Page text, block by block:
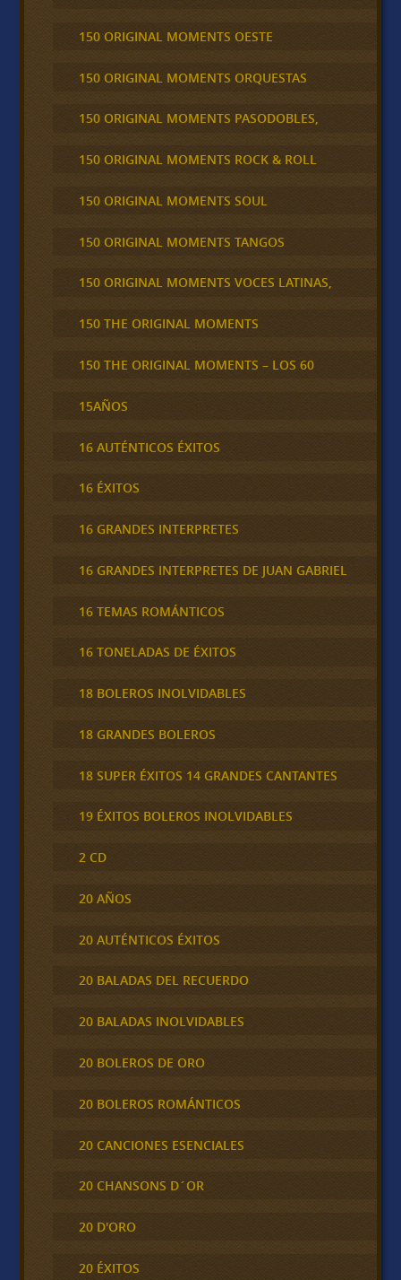
150 ORIGINAL MOMENTS OESTE
150 ORIGINAL MOMENTS ORQUESTAS
150 ORIGINAL MOMENTS PASODOBLES,
150 ORIGINAL MOMENTS ROCK & ROLL
150 ORIGINAL MOMENTS SOUL
150 ORIGINAL MOMENTS TANGOS
150 ORIGINAL MOMENTS VOCES LATINAS,
150 THE ORIGINAL MOMENTS
150 THE ORIGINAL MOMENTS – LOS 60
15AÑOS
16 AUTÉNTICOS ÉXITOS
16 ÉXITOS
16 GRANDES INTERPRETES
16 GRANDES INTERPRETES DE JUAN GABRIEL
16 TEMAS ROMÁNTICOS
16 TONELADAS DE ÉXITOS
18 BOLEROS INOLVIDABLES
18 GRANDES BOLEROS
18 SUPER ÉXITOS 14 GRANDES CANTANTES
19 ÉXITOS BOLEROS INOLVIDABLES
2 CD
20 AÑOS
20 AUTÉNTICOS ÉXITOS
20 BALADAS DEL RECUERDO
20 BALADAS INOLVIDABLES
20 BOLEROS DE ORO
20 BOLEROS ROMÁNTICOS
20 CANCIONES ESENCIALES
20 CHANSONS D´OR
20 D'ORO
20 ÉXITOS